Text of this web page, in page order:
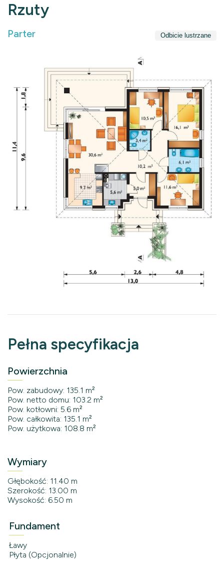
Rzuty
Parter Odbicie lustrzane
Pełna specyfikacja
Powierzchnia
Pow. zabudowy: 135.1 m²
Pow. netto domu: 103.2 m²
Pow. kotłowni: 5.6 m²
Pow. całkowita: 135.1 m²
Pow. użytkowa: 108.8 m²
Wymiary
Głębokość: 11.40 m
Szerokość: 13.00 m
Wysokość: 6.50 m
Fundament
Ławy
Płyta (Opcjonalnie)